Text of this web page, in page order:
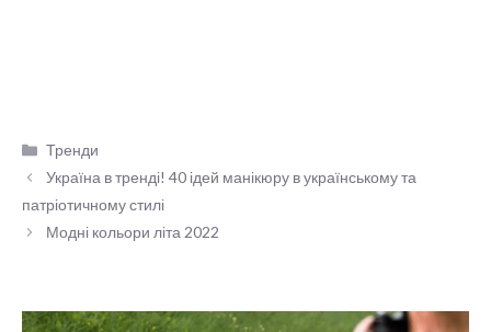
Категорії
Тренди
Україна в тренді! 40 ідей манікюру в українському та
патріотичному стилі
Модні кольори літа 2022